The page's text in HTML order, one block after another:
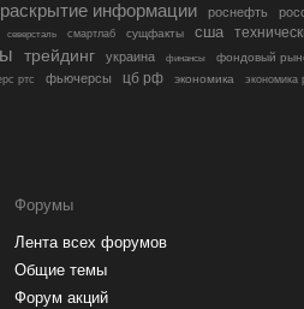
раскрытие информации роснефть
северсталь смартлаб сущфакты сша
трейдинг украина финансы фондовый
ртс фьючерсы цб рф экономика экономика
Форумы
Лента всех форумов
Общие темы
Форум акций